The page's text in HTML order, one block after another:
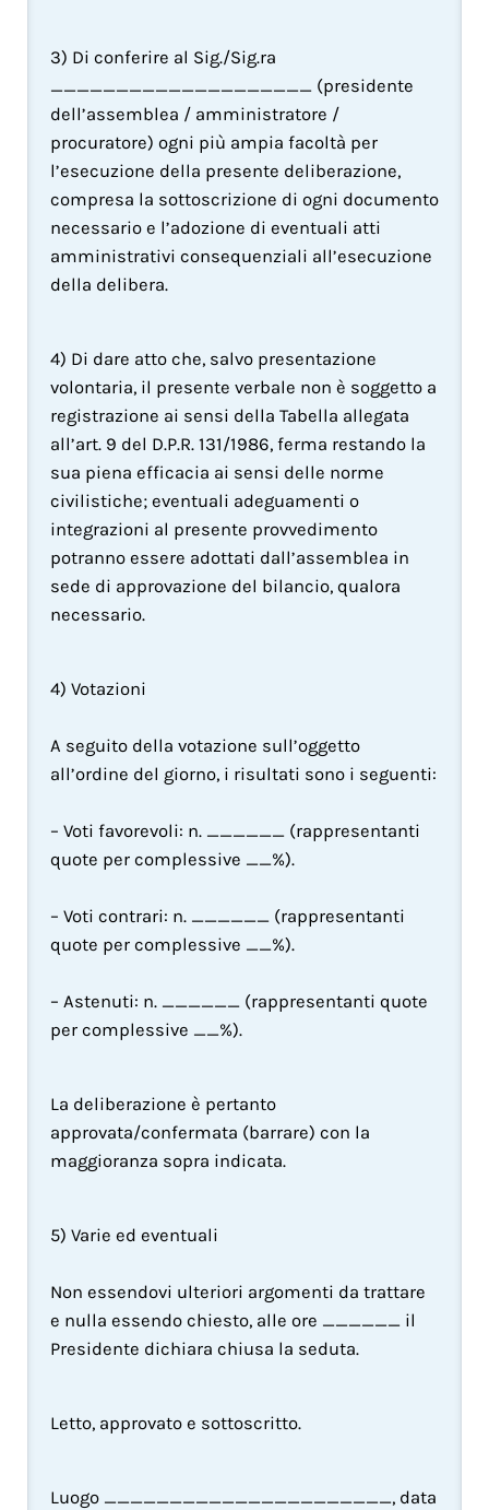
3) Di conferire al Sig./Sig.ra
____________________ (presidente
dell’assemblea / amministratore /
procuratore) ogni più ampia facoltà per
l’esecuzione della presente deliberazione,
compresa la sottoscrizione di ogni documento
necessario e l’adozione di eventuali atti
amministrativi consequenziali all’esecuzione
della delibera.
4) Di dare atto che, salvo presentazione
volontaria, il presente verbale non è soggetto a
registrazione ai sensi della Tabella allegata
all’art. 9 del D.P.R. 131/1986, ferma restando la
sua piena efficacia ai sensi delle norme
civilistiche; eventuali adeguamenti o
integrazioni al presente provvedimento
potranno essere adottati dall’assemblea in
sede di approvazione del bilancio, qualora
necessario.
4) Votazioni
A seguito della votazione sull’oggetto
all’ordine del giorno, i risultati sono i seguenti:
– Voti favorevoli: n. ______ (rappresentanti
quote per complessive __%).
– Voti contrari: n. ______ (rappresentanti
quote per complessive __%).
– Astenuti: n. ______ (rappresentanti quote
per complessive __%).
La deliberazione è pertanto
approvata/confermata (barrare) con la
maggioranza sopra indicata.
5) Varie ed eventuali
Non essendovi ulteriori argomenti da trattare
e nulla essendo chiesto, alle ore ______ il
Presidente dichiara chiusa la seduta.
Letto, approvato e sottoscritto.
Luogo ______________________, data